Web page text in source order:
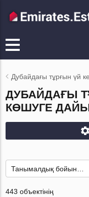
Дубайдағы тұрғын үй
ДУБАЙДАҒЫ
КӨШУГЕ
443 объектінің